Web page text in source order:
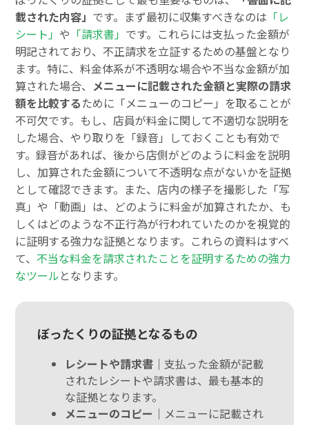
載された内容」 です。まず最初に収集すべきなのは 「レ
シート」や 「請求書」 です。これらには支払った金額が
明記されており、不正請求を立証するための基盤となり
ます。特に、料金体系が不透明な場合や不当な金額が加
算された場合、 メニューに記載された金額と実際の請求
額を比較するために「メニューのコピー」を取ることが
不可欠です。もし、店員が料金に関して不適切な説明を
した場合、やり取りを「録音」しておくことも有効で
す。録音があれば、後から店側がどのように料金を説明
し、加算された金額について不透明な点がないかを証拠
として確認できます。また、店内の様子を撮影した「写
真」や「動画」は、どのように料金が加算されたか、も
しくはどのような不正行為が行われていたのかを視覚的
に証明する強力な証拠となります。これらの資料はすべ
て、 不当な料金を請求されたことを証明するための強力
なツールとなります。
ぼったくりの証拠となるもの
レシートや請求書｜ 支払った金額が記載
されたレシートや請求書は、最も基本的
な証拠となります。
メニューのコピー｜ メニューに記載され